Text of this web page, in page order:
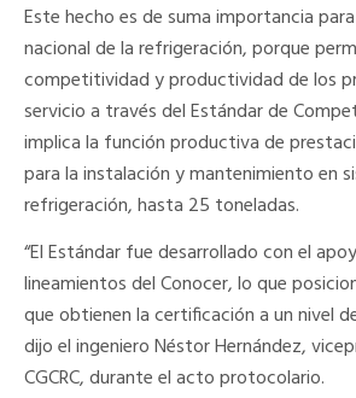
Este hecho es de suma importancia
nacional de la refrigeración, porque
competitividad y productividad de los
servicio a través del Estándar de
implica la función productiva de
para la instalación y mantenimiento en
refrigeración, hasta 25 toneladas.
“El Estándar fue desarrollado con el
lineamientos del Conocer, lo que
que obtienen la certificación a un nivel
dijo el ingeniero Néstor Hernández,
CGCRC, durante el acto protocolario.